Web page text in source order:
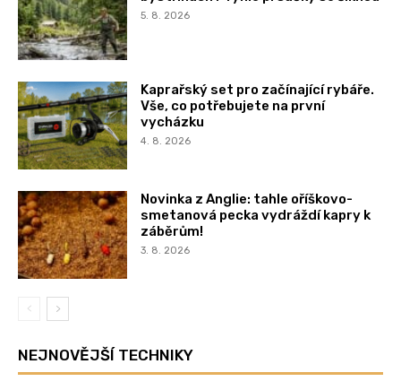
5. 8. 2026
Kaprařský set pro začínající rybáře.
Vše, co potřebujete na první
vycházku
4. 8. 2026
Novinka z Anglie: tahle oříškovo-
smetanová pecka vydráždí kapry k
záběrům!
3. 8. 2026
NEJNOVĚJŠÍ TECHNIKY